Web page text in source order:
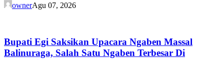
ownerAgu 07, 2026
Bupati Egi Saksikan Upacara Ngaben Massal
Balinuraga, Salah Satu Ngaben Terbesar Di